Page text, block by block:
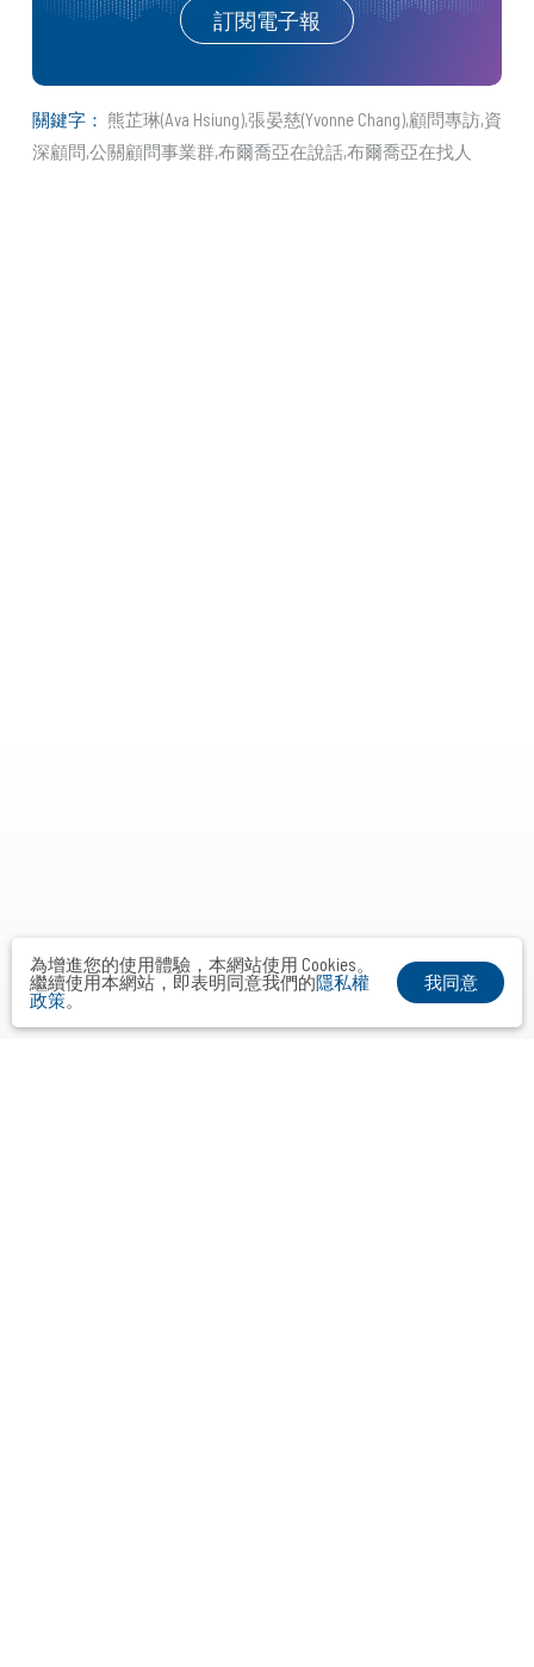
訂閱電子報
關鍵字： 熊芷琳(Ava Hsiung)張晏慈(Yvonne Chang)顧問專訪資
深顧問 公關顧問事業群布爾喬亞在說話布爾喬亞在找人
為增進您的使用體驗，本網站使用 Cookies。
繼續使用本網站，即表明同意我們的隱私權
政策。
我同意